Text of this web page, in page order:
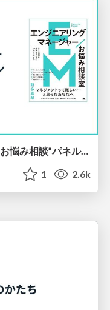
エンジニアリングマネージャー“お悩み相談”パネルセッション
1 2.6k